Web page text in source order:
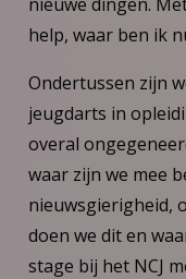
help, waar ben ik
Ondertussen zijn
jeugdarts in
overal
waar zijn we mee
nieuwsgierigheid,
doen we dit en
stage bij het NCJ